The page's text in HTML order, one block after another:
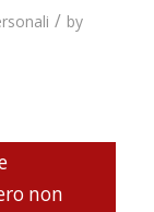
/ by
non